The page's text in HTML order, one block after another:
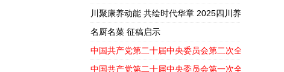
川聚康养动能 共绘时代华章 2025四川养生产业大
幕
名厨名菜 征稿启示
中国共产党第二十届中央委员会第二次全体会议公报
中国共产党第二十届中央委员会第一次全体会议公报